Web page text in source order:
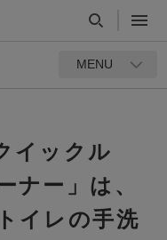
MENU
イックル
ナー」は、
イレの手洗